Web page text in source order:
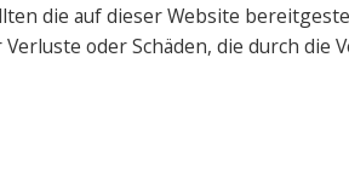
die auf dieser Website
oder Schäden, die durch die